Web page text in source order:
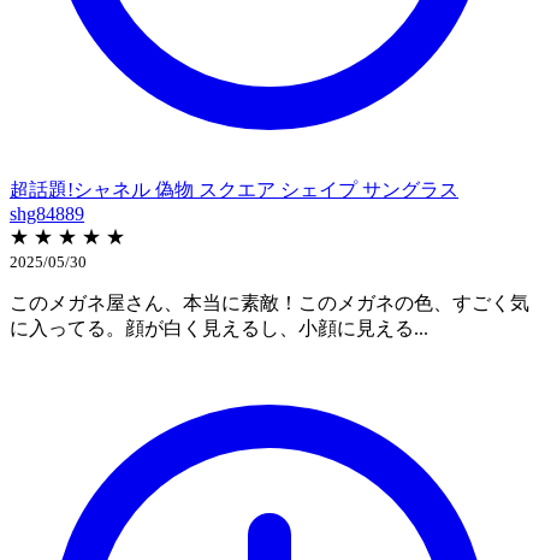
超話題!シャネル 偽物 スクエア シェイプ サングラス
shg84889
★ ★ ★ ★ ★
2025/05/30
このメガネ屋さん、本当に素敵！このメガネの色、すごく気
に入ってる。顔が白く見えるし、小顔に見える...